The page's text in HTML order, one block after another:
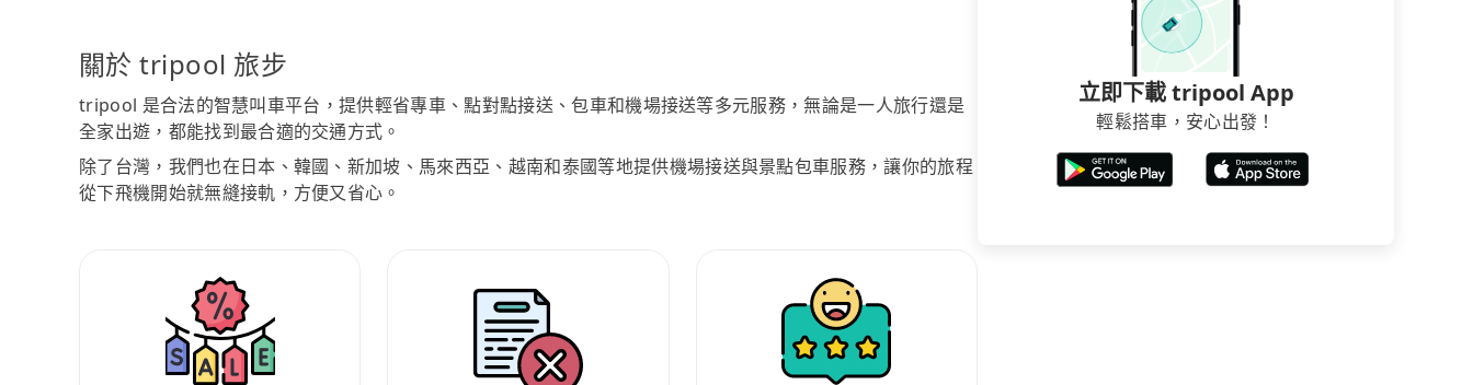
關於 tripool 旅步
tripool 是合法的智慧叫車平台，提供輕省專車、點對點接送、包車和機場接送等多元服務，無論是一人旅行還是
全家出遊，都能找到最合適的交通方式。
除了台灣，我們也在日本、韓國、新加坡、馬來西亞、越南和泰國等地提供機場接送與景點包車服務，讓你的旅程
從下飛機開始就無縫接軌，方便又省心。
立即下載 tripool App
輕鬆搭車，安心出發！